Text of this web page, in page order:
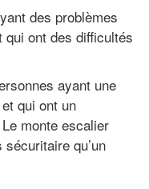
des problèmes
ont des difficultés
ayant une
qui ont un
monte escalier
qu’un